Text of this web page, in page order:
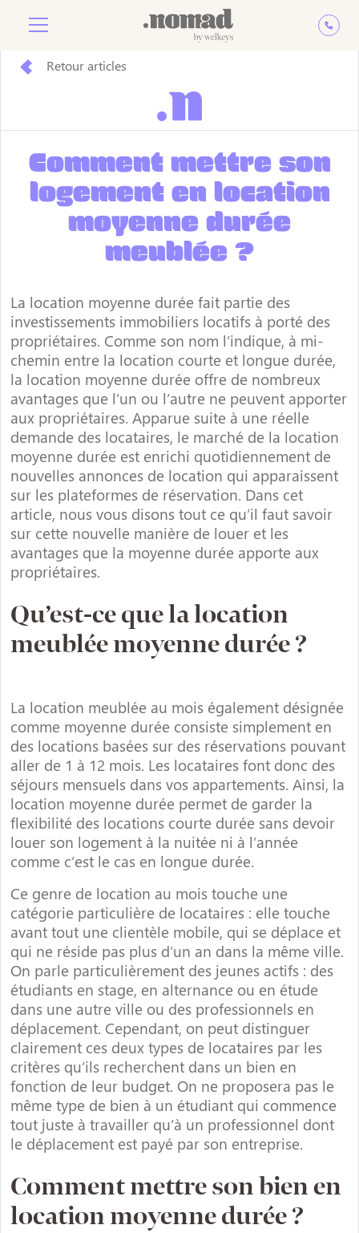
Retour articles
Comment mettre son
logement en location
moyenne durée
meublée ?
La location moyenne durée fait partie des
investissements immobiliers locatifs à porté des
propriétaires. Comme son nom l’indique, à mi-
chemin entre la location courte et longue durée,
la location moyenne durée offre de nombreux
avantages que l’un ou l’autre ne peuvent apporter
aux propriétaires. Apparue suite à une réelle
demande des locataires, le marché de la location
moyenne durée est enrichi quotidiennement de
nouvelles annonces de location qui apparaissent
sur les plateformes de réservation. Dans cet
article, nous vous disons tout ce qu’il faut savoir
sur cette nouvelle manière de louer et les
avantages que la moyenne durée apporte aux
propriétaires.
Qu’est-ce que la location
meublée moyenne durée ?
La location meublée au mois également désignée
comme moyenne durée consiste simplement en
des locations basées sur des réservations pouvant
aller de 1 à 12 mois. Les locataires font donc des
séjours mensuels dans vos appartements. Ainsi, la
location moyenne durée permet de garder la
flexibilité des locations courte durée sans devoir
louer son logement à la nuitée ni à l’année
comme c’est le cas en longue durée.
Ce genre de location au mois touche une
catégorie particulière de locataires : elle touche
avant tout une clientèle mobile, qui se déplace et
qui ne réside pas plus d’un an dans la même ville.
On parle particulièrement des jeunes actifs : des
étudiants en stage, en alternance ou en étude
dans une autre ville ou des professionnels en
déplacement. Cependant, on peut distinguer
clairement ces deux types de locataires par les
critères qu’ils recherchent dans un bien en
fonction de leur budget. On ne proposera pas le
même type de bien à un étudiant qui commence
tout juste à travailler qu’à un professionnel dont
le déplacement est payé par son entreprise.
Comment mettre son bien en
location moyenne durée ?